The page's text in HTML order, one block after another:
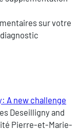
sur votre
A new challenge
Deseilligny and
Pierre-et-Marie-